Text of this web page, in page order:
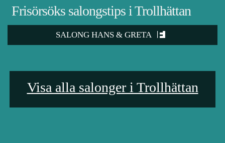
Frisörsöks salongstips i Trollhättan
SALONG HANS & GRETA
Visa alla salonger i Trollhättan